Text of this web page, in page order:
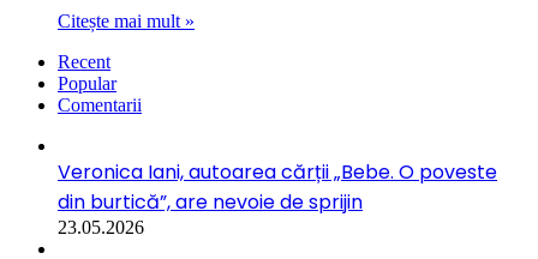
Citește mai mult »
Recent
Popular
Comentarii
Veronica Iani, autoarea cărții „Bebe. O poveste
din burtică”, are nevoie de sprijin
23.05.2026